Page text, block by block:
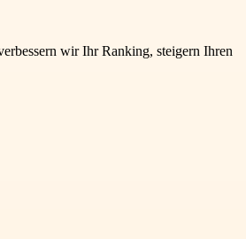
wir Ihr Ranking, steigern Ihren